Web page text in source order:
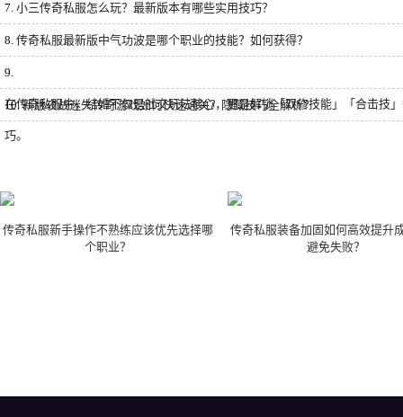
7. 小三传奇私服怎么玩？最新版本有哪些实用技巧？
8. 传奇私服最新版中气功波是哪个职业的技能？如何获得？
9.
在传奇私服中，结婚不仅是社交玩法核心，更是解锁「双修技能」「合击技
巧。
10.新版夜战迷失传奇游戏如何快速通关？隐藏技巧全解析？
传奇私服新手操作不熟练应该优先选择哪
个职业？
传奇私服装备加固如何高效提升
避免失败？